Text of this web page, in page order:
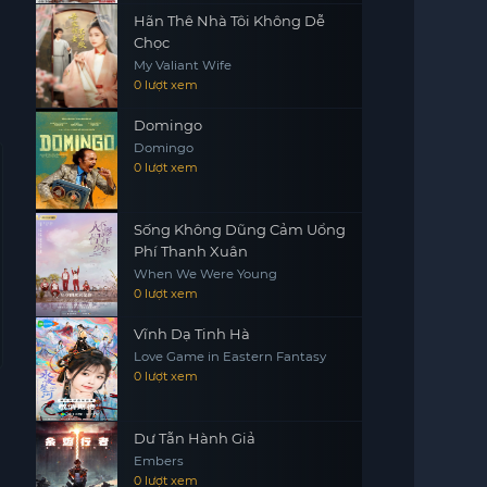
Hãn Thê Nhà Tôi Không Dễ
Chọc
My Valiant Wife
0 lượt xem
Domingo
Domingo
0 lượt xem
Sống Không Dũng Cảm Uổng
Phí Thanh Xuân
When We Were Young
0 lượt xem
Vĩnh Dạ Tinh Hà
Love Game in Eastern Fantasy
0 lượt xem
Dư Tẫn Hành Giả
Embers
0 lượt xem